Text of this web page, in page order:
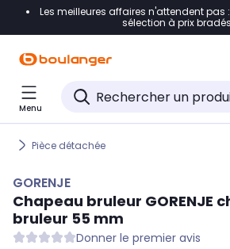
Accéder directement à la
Accéder directement au pied de
Accéder directement au chatbot
Les meilleures affaires n'attendent pas
sélection à prix
Menu
Pièce détachée
GORENJE
Chapeau bruleur GORENJE
bruleur 55 mm
Donner le premier avis